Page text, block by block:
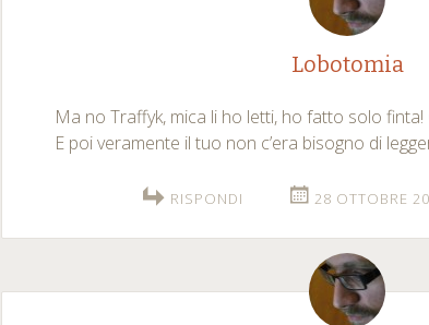
Lobotomia
Ma no Traffyk, mica li ho letti, ho fatto solo finta!
E poi veramente il tuo non c’era bisogno di
RISPONDI 28 OTTOBRE